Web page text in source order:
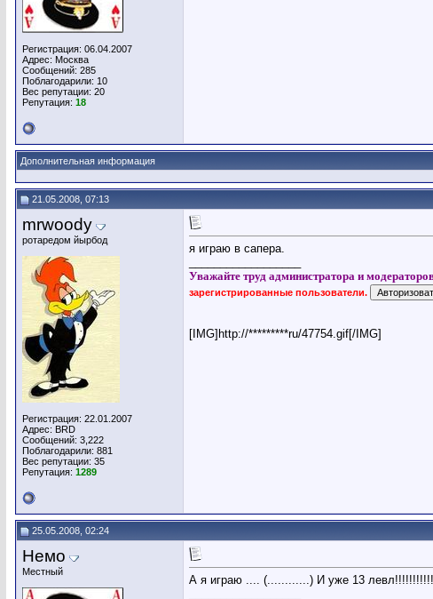
Регистрация: 06.04.2007
Адрес: Москва
Сообщений: 285
Поблагодарили: 10
Вес репутации: 20
Репутация: 18
Дополнительная информация
21.05.2008, 07:13
mrwoody
ротаредом йырбод
Регистрация: 22.01.2007
Адрес: BRD
Сообщений: 3,222
Поблагодарили: 881
Вес репутации: 35
Репутация: 1289
я играю в сапера.
Уважайте труд администратора и
зарегистрированные пользователи.
[IMG]http://*********ru/47754.gif[/IMG]
25.05.2008, 02:24
Немо
Местный
А я играю .... (............) И уже 13